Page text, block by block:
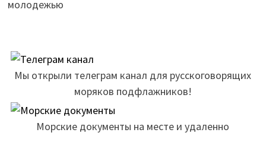
молодежью
Мы открыли телеграм канал для русскоговорящих
моряков подфлажников!
Морские документы на месте и удаленно